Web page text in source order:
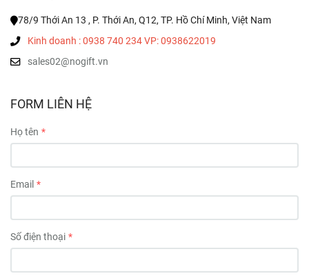
78/9 Thới An 13 , P. Thới An, Q12, TP. Hồ Chí Minh, Việt Nam
Kinh doanh : 0938 740 234 VP: 0938622019
sales02@nogift.vn
FORM LIÊN HỆ
Họ tên
Email
Số điện thoại